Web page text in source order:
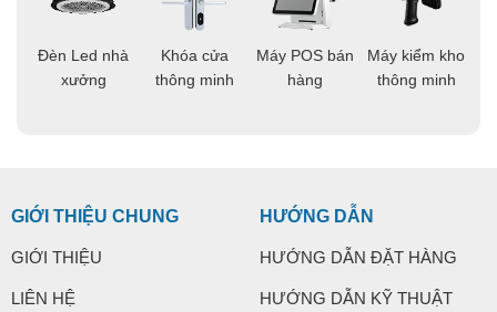
Đèn Led nhà
xưởng
Khóa cửa
thông minh
Máy POS bán
hàng
Máy kiểm kho
thông minh
GIỚI THIỆU CHUNG
GIỚI THIỆU
LIÊN HỆ
HƯỚNG DẪN
HƯỚNG DẪN ĐẶT HÀNG
HƯỚNG DẪN KỸ THUẬT